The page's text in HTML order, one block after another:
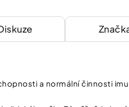
a normální činnosti